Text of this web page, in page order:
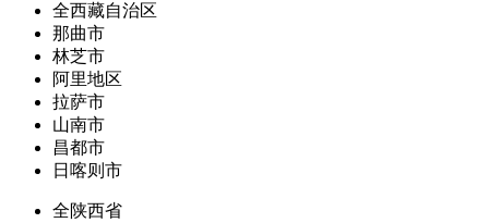
全西藏自治区
那曲市
林芝市
阿里地区
拉萨市
山南市
昌都市
日喀则市
全陕西省